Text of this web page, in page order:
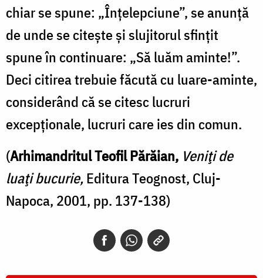
chiar se spune: „Înţelepciune”, se anunţă
de unde se citeşte şi slujitorul sfinţit
spune în continuare: „Să luăm aminte!”.
Deci citirea trebuie făcută cu luare-aminte,
considerând că se citesc lucruri
excepţionale, lucruri care ies din comun.
(Arhimandritul Teofil Părăian, Veniţi de
luaţi bucurie,Editura Teognost, Cluj-
Napoca, 2001, pp. 137-138)